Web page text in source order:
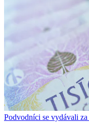
Podvodníci se vydávali